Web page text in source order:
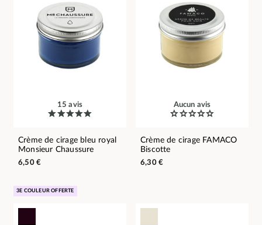
15 avis
Crème de cirage bleu royal
Monsieur Chaussure
6,50 €
Aucun avis
Crème de cirage FAMACO
Biscotte
6,30 €
3E COULEUR OFFERTE